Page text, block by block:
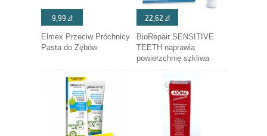
9,99 zł
Elmex Przeciw Próchnicy
Pasta do Zębów
22,62 zł
BioRepair SENSITIVE
TEETH naprawia
powierzchnię szkliwa